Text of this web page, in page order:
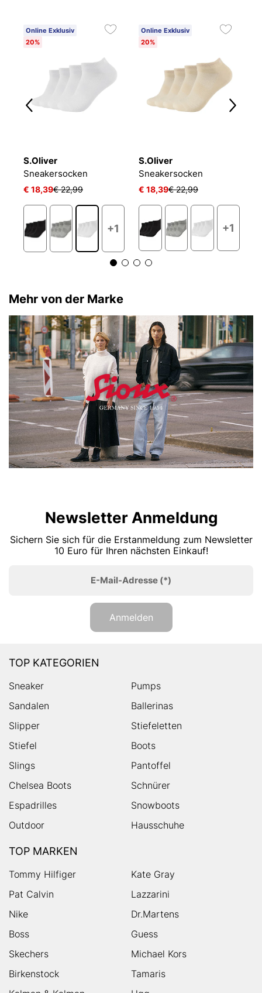
Online Exklusiv
20%
S.Oliver
Sneakersocken
€ 18,39€ 22,99
+1
Online Exklusiv
20%
S.Oliver
Sneakersocken
€ 18,39€ 22,99
+1
Mehr von der Marke
Newsletter Anmeldung
Sichern Sie sich für die Erstanmeldung zum Newsletter
10 Euro für Ihren nächsten Einkauf!
E-Mail-Adresse (*)
Anmelden
TOP KATEGORIEN
Sneaker
Pumps
Sandalen
Ballerinas
Slipper
Stiefeletten
Stiefel
Boots
Slings
Pantoffel
Chelsea Boots
Schnürer
Espadrilles
Snowboots
Outdoor
Hausschuhe
TOP MARKEN
Tommy Hilfiger
Kate Gray
Pat Calvin
Lazzarini
Nike
Dr.Martens
Boss
Guess
Skechers
Michael Kors
Birkenstock
Tamaris